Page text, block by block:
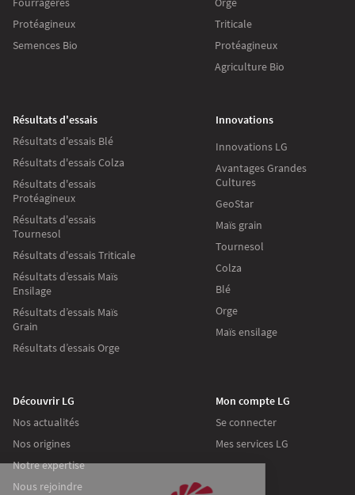
Protéagineux
Semences Bio
Triticale
Protéagineux
Agriculture Bio
Résultats d'essais
Résultats d'essais Blé
Résultats d'essais Colza
Résultats d'essais
Protéagineux
Résultats d'essais
Tournesol
Résultats d'essais Triticale
Résultats d’essais Maïs
Ensilage
Résultats d’essais Maïs
Grain
Résultats d’essais Orge
Innovations
Innovations LG
Avantages Grandes
Cultures
GeoStar
Maïs grain
Tournesol
Colza
Blé
Orge
Maïs ensilage
Découvrir LG
Nos actualités
Nos origines
Notre expertise
Nous rejoindre
Mon compte LG
Se connecter
Mes services LG
Continuer sans accepter
Les cookies